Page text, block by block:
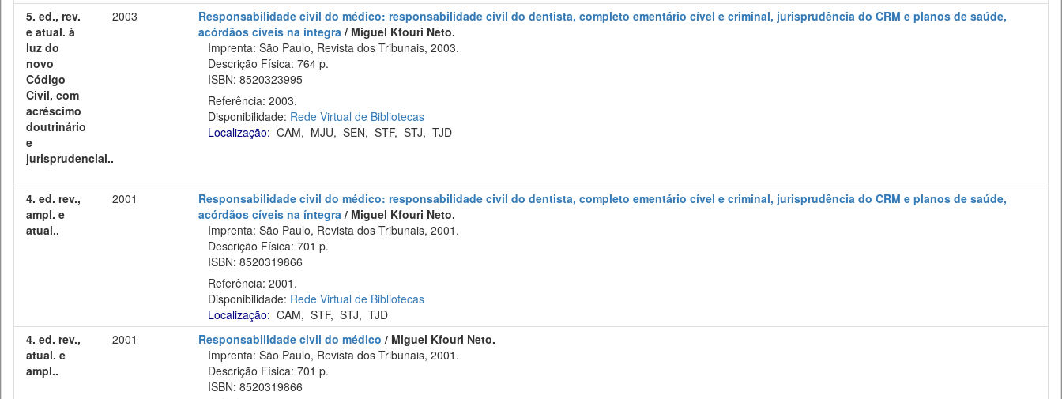
5. ed., rev.
e atual. à
luz do
novo
Código
Civil, com
acréscimo
doutrinário
e
jurisprudencial..
2003
Responsabilidade civil do médico: responsabilidade civil do dentista, completo ementário cível e criminal, jurisprudência do CRM e planos de saúde,
acórdãos cíveis na íntegra / Miguel Kfouri Neto.
Imprenta: São Paulo, Revista dos Tribunais, 2003.
Descrição Física: 764 p.
ISBN: 8520323995
Referência: 2003.
Disponibilidade: Rede Virtual de Bibliotecas
Localização: CAM, MJU, SEN, STF, STJ, TJD
4. ed. rev.,
ampl. e
atual..
2001
Responsabilidade civil do médico: responsabilidade civil do dentista, completo ementário cível e criminal, jurisprudência do CRM e planos de saúde,
acórdãos cíveis na íntegra / Miguel Kfouri Neto.
Imprenta: São Paulo, Revista dos Tribunais, 2001.
Descrição Física: 701 p.
ISBN: 8520319866
Referência: 2001.
Disponibilidade: Rede Virtual de Bibliotecas
Localização: CAM, STF, STJ, TJD
4. ed. rev.,
atual. e
ampl..
2001 Responsabilidade civil do médico / Miguel Kfouri Neto.
Imprenta: São Paulo, Revista dos Tribunais, 2001.
Descrição Física: 701 p.
ISBN: 8520319866